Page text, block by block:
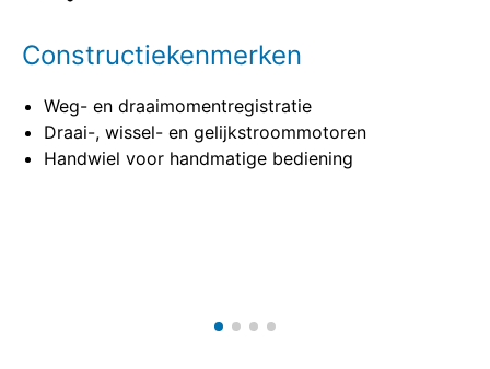
Verwante producten
Constructiekenmerken
Weg- en draaimomentregistratie
Draai-, wissel- en gelijkstroommotoren
Handwiel voor handmatige bediening